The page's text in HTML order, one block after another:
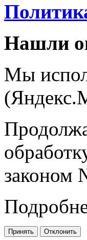
Нашли
Мы
законом
Принять Отклонить